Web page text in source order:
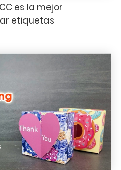
es la mejor
etiquetas